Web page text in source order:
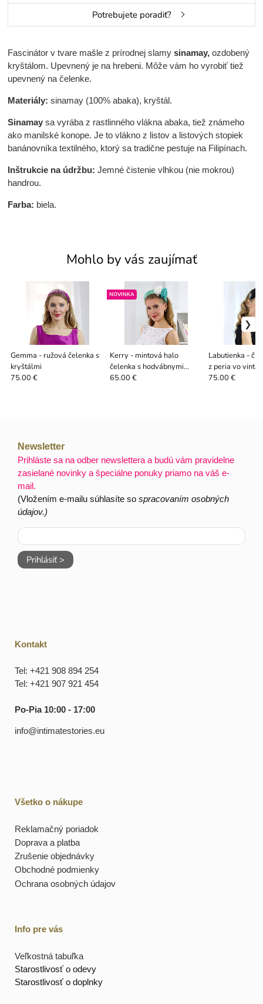
Potrebujete poradiť?
Fascinátor v tvare mašle z prírodnej slamysinamay, ozdobený
kryštálom. Upevnený je na hrebeni. Môže vám ho vyrobiť tiež
upevnený na čelenke.
Materiály:sinamay (100% abaka), kryštál.
Sinamay sa vyrába z rastlinného vlákna abaka, tiež známeho
ako manilské konope. Je to vlákno z listov a listových stopiek
banánovníka textilného, ktorý sa tradične pestuje na Filipínach.
Inštrukcie na údržbu:Jemné čistenie vlhkou (nie mokrou)
handrou.
Farba: biela.
Mohlo by vás zaujímať
Gemma - ružová čelenka s
kryštálmi
75.00 €
Kerry - mintová halo
čelenka s hodvábnymi
kvetmi
NOVINKA
65.00 €
Labutienka -
z peria vo
75.00 €
Newsletter
Prihláste sa na odber newslettera a budú vám pravidelne
zasielané novinky a špeciálne ponuky priamo na váš e-
mail.
(Vložením e-mailu súhlasíte sospracovaním osobných
údajov.)
Prihlásiť >
Kontakt
Tel: +421 908 894 254
Tel: +421 907 921 454
Po-Pia 10:00 - 17:00
info@intimatestories.eu
Všetko o nákupe
Reklamačný poriadok
Doprava a platba
Zrušenie objednávky
Obchodné podmienky
Ochrana osobných údajov
Info pre vás
Veľkostná tabuľka
Starostlivosť o odevy
Starostlivosť o doplnky